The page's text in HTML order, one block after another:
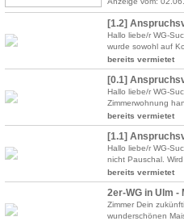
[1.2]
Hallo liebe/r WG-
wurde sowohl auf
bereits vermietet
[0.1]
Hallo liebe/r WG-
Zimmerwohnung
bereits vermietet
[1.1]
Hallo liebe/r WG-
nicht Pauschal.
bereits vermietet
2er-WG in Ulm -
Zimmer Dein
wunderschönen